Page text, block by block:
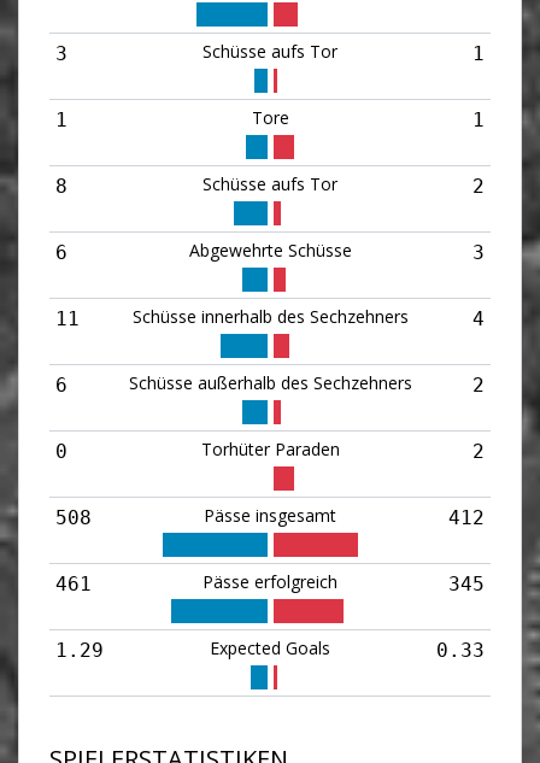
3 Schüsse aufs Tor 1
1 Tore 1
8 Schüsse aufs Tor 2
6 Abgewehrte Schüsse 3
11 Schüsse innerhalb des Sechzehners 4
6 Schüsse außerhalb des Sechzehners 2
0 Torhüter Paraden 2
508 Pässe insgesamt 412
461 Pässe erfolgreich 345
1.29 Expected Goals 0.33